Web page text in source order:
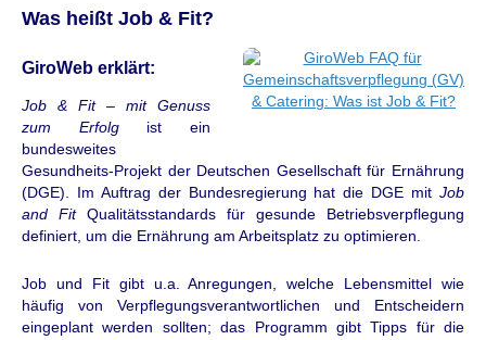
Was heißt Job & Fit?
GiroWeb erklärt:
Job & Fit – mit Genuss
zum Erfolgist ein
bundesweites
Gesundheits-Projekt der Deutschen Gesellschaft für Ernährung
(DGE). Im Auftrag der Bundesregierung hat die DGE mit Job
and FitQualitätsstandards für gesunde Betriebsverpflegung
definiert, um die Ernährung am Arbeitsplatz zu optimieren.
Job und Fit gibt u.a. Anregungen, welche
Lebensmittel wie
häufig von Verpflegungsverantwortlichen und Entscheidern
eingeplant werden sollten; das Programm gibt Tipps für die